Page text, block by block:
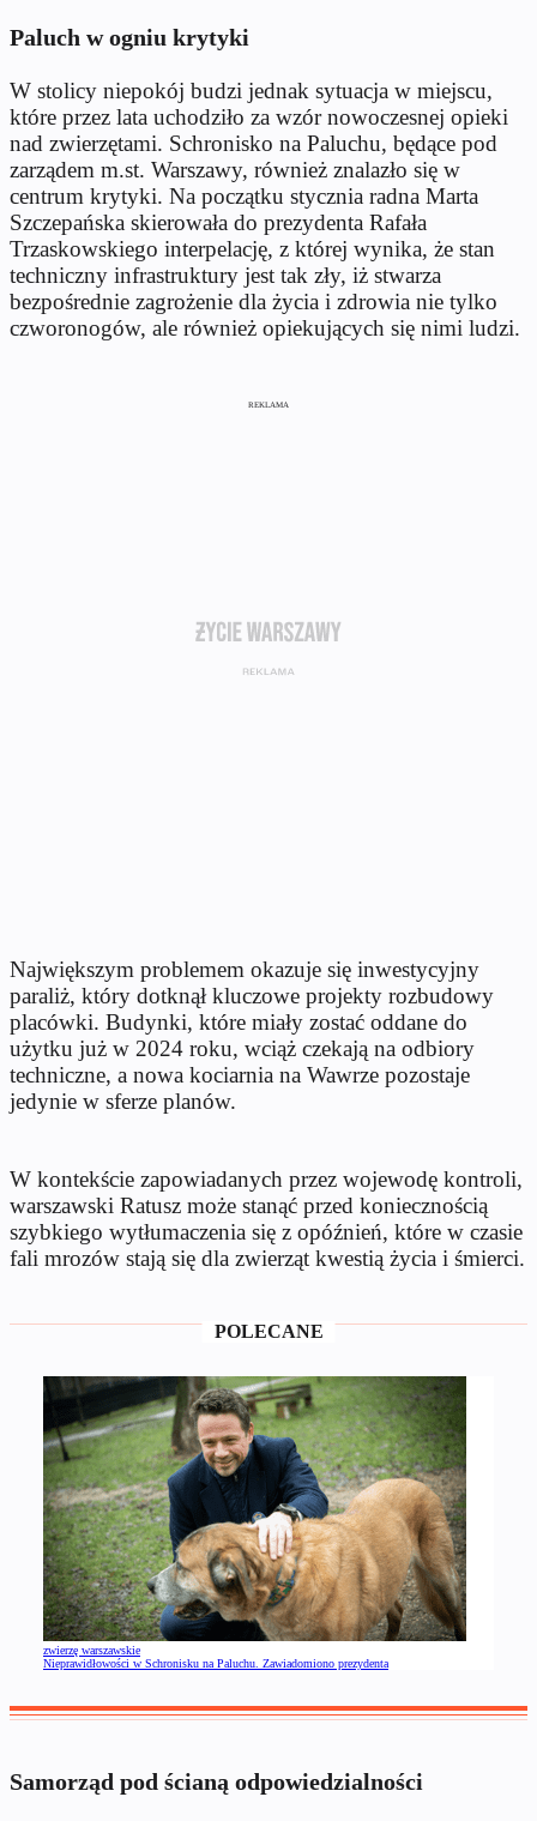
Paluch w ogniu krytyki
W stolicy niepokój budzi jednak sytuacja w miejscu,
które przez lata uchodziło za wzór nowoczesnej opieki
nad zwierzętami. Schronisko na Paluchu, będące pod
zarządem m.st. Warszawy, również znalazło się w
centrum krytyki. Na początku stycznia radna Marta
Szczepańska skierowała do prezydenta Rafała
Trzaskowskiego interpelację, z której wynika, że stan
techniczny infrastruktury jest tak zły, iż stwarza
bezpośrednie zagrożenie dla życia i zdrowia nie tylko
czworonogów, ale również opiekujących się nimi ludzi.
REKLAMA
Największym problemem okazuje się inwestycyjny
paraliż, który dotknął kluczowe projekty rozbudowy
placówki. Budynki, które miały zostać oddane do
użytku już w 2024 roku, wciąż czekają na odbiory
techniczne, a nowa kociarnia na Wawrze pozostaje
jedynie w sferze planów.
W kontekście zapowiadanych przez wojewodę kontroli,
warszawski Ratusz może stanąć przed koniecznością
szybkiego wytłumaczenia się z opóźnień, które w czasie
fali mrozów stają się dla zwierząt kwestią życia i śmierci.
POLECANE
zwierzę warszawskie
Nieprawidłowości w Schronisku na Paluchu. Zawiadomiono prezydenta
Samorząd pod ścianą odpowiedzialności